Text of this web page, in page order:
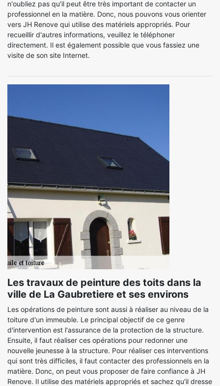
n'oubliez pas qu'il peut être très important de contacter un
professionnel en la matière. Donc, nous pouvons vous orienter
vers JH Renove qui utilise des matériels appropriés. Pour
recueillir d'autres informations, veuillez le téléphoner
directement. Il est également possible que vous fassiez une
visite de son site Internet.
Les travaux de peinture des toits dans la
ville de La Gaubretiere et ses environs
Les opérations de peinture sont aussi à réaliser au niveau de la
toiture d'un immeuble. Le principal objectif de ce genre
d'intervention est l'assurance de la protection de la structure.
Ensuite, il faut réaliser ces opérations pour redonner une
nouvelle jeunesse à la structure. Pour réaliser ces interventions
qui sont très difficiles, il faut contacter des professionnels en la
matière. Donc, on peut vous proposer de faire confiance à JH
Renove. Il utilise des matériels appropriés et sachez qu'il dresse